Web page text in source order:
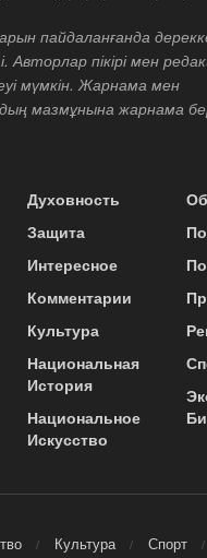
пайдаланғанда
Авторлар пікірі мен
мүмкін. Жарнама мен
мазмұнына жарнама
Духовность
Защита
Интересное
Комментарии
Культура
Национальная
История
Национальное
Искусство
Культура
Спорт